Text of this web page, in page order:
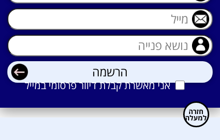
אני מאשרת קבלת דיוור פרסומי במייל
חזרה
למעלה